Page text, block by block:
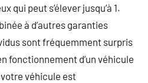
qui peut s’élever jusqu’à 1.
à d’autres garanties
sont fréquemment surpris
fonctionnement d’un véhicule
véhicule est